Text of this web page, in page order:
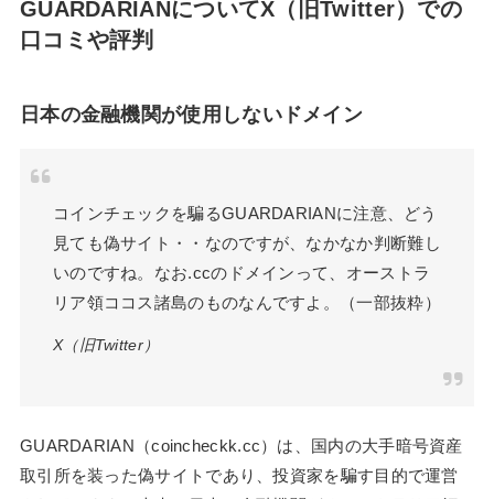
GUARDARIANについてX（旧Twitter）での
口コミや評判
日本の金融機関が使用しないドメイン
コインチェックを騙るGUARDARIANに注意、どう
見ても偽サイト・・なのですが、なかなか判断難し
いのですね。なお.ccのドメインって、オーストラ
リア領ココス諸島のものなんですよ。（一部抜粋）
X（旧Twitter）
GUARDARIAN（coincheckk.cc）は、国内の大手暗号資産
取引所を装った偽サイトであり、投資家を騙す目的で運営